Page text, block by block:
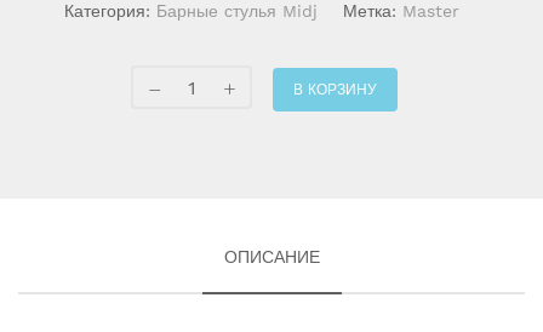
Категория: Барные стулья Midj Метка: Master
В КОРЗИНУ
ОПИСАНИЕ